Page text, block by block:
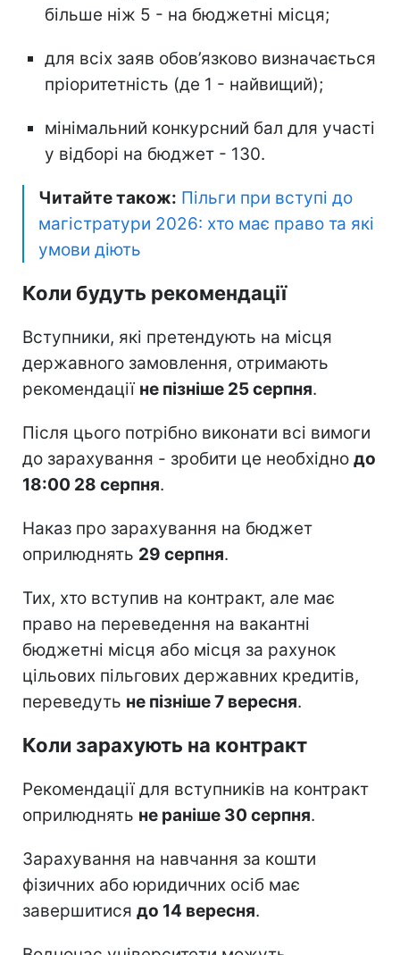
більше ніж 5 - на бюджетні місця;
для всіх заяв обов’язково визначається
пріоритетність (де 1 - найвищий);
мінімальний конкурсний бал для участі
у відборі на бюджет - 130.
Читайте також: Пільги при вступі до
магістратури 2026: хто має право та які
умови діють
Коли будуть рекомендації
Вступники, які претендують на місця
державного замовлення, отримають
рекомендації не пізніше 25 серпня.
Після цього потрібно виконати всі вимоги
до зарахування - зробити це необхідно до
18:00 28 серпня.
Наказ про зарахування на бюджет
оприлюднять 29 серпня.
Тих, хто вступив на контракт, але має
право на переведення на вакантні
бюджетні місця або місця за рахунок
цільових пільгових державних кредитів,
переведуть не пізніше 7 вересня.
Коли зарахують на контракт
Рекомендації для вступників на контракт
оприлюднять не раніше 30 серпня.
Зарахування на навчання за кошти
фізичних або юридичних осіб має
завершитися до 14 вересня.